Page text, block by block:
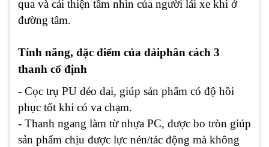
qua và cải thiện tầm nhìn của người lái xe khi ở
đường tâm.
Tính năng, đặc điểm của dảiphân cách 3
thanh cố định
- Cọc trụ PU dẻo dai, giúp sản phẩm có độ hồi
phục tốt khi có va chạm.
- Thanh ngang làm từ nhựa PC, được bo tròn giúp
sản phẩm chịu được lực nén/tác động mà không